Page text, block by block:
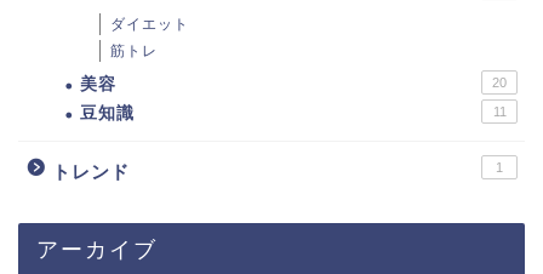
ダイエット
筋トレ
美容 20
豆知識 11
トレンド 1
アーカイブ